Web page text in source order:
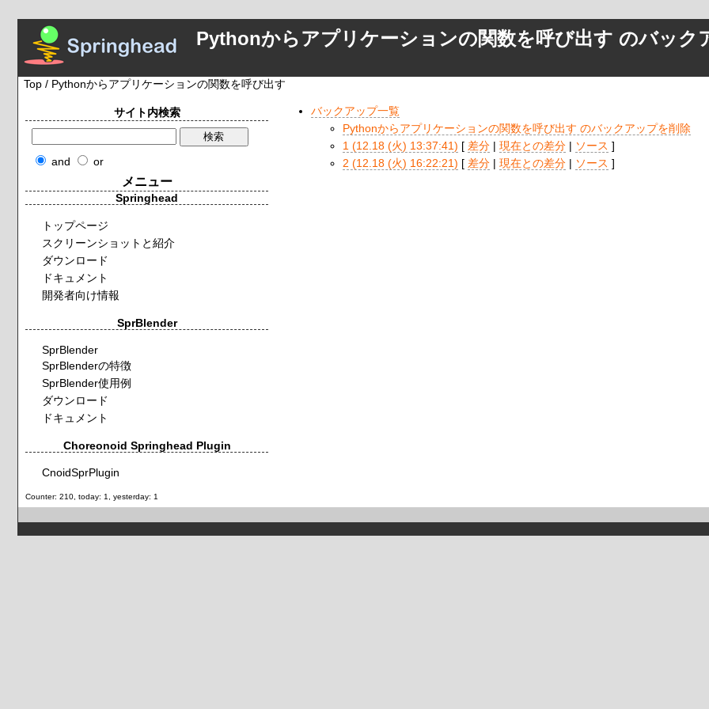
Pythonからアプリケーションの関数を呼び出す のバック
Top / Pythonからアプリケーションの関数を呼び出す
バックアップ一覧
Pythonからアプリケーションの関数を呼び出す のバックアップを削除
1 (12.18 (火) 13:37:41) [ 差分 |現在との差分 | ソース ]
2 (12.18 (火) 16:22:21) [ 差分 |現在との差分 | ソース ]
サイト内検索
and or
メニュー
Springhead
トップページ
スクリーンショットと紹介
ダウンロード
ドキュメント
開発者向け情報
SprBlender
SprBlender
SprBlenderの特徴
SprBlender使用例
ダウンロード
ドキュメント
Choreonoid Springhead Plugin
CnoidSprPlugin
Counter: 210, today: 1, yesterday: 1